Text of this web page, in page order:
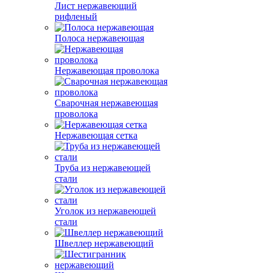
Лист нержавеющий
рифленый
Полоса нержавеющая
Нержавеющая проволока
Сварочная нержавеющая
проволока
Нержавеющая сетка
Труба из нержавеющей
стали
Уголок из нержавеющей
стали
Швеллер нержавеющий